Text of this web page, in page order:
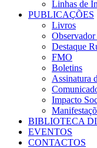
Linhas de
PUBLICAÇÕES
Livros
Destaque
FMO
Boletins
Assinatura
Impacto
BIBLIOTECA
EVENTOS
CONTACTOS